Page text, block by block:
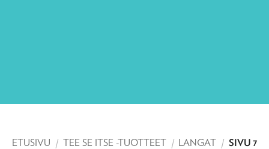
ETUSIVU / TEE SE ITSE -TUOTTEET / LANGAT / SIVU 7